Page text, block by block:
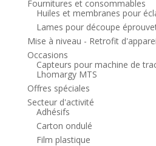
Fournitures et consommables
Huiles et membranes pour
Lames pour découpe
Mise à niveau - Retrofit
Occasions
Capteurs pour machine de
Lhomargy MTS
Offres spéciales
Secteur d'activité
Adhésifs
Carton ondulé
Film plastique